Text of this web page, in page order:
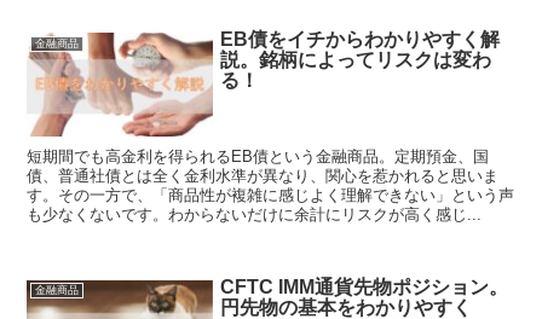
金融商品
EB債をイチからわかりやすく解
説。銘柄によってリスクは変わ
る！
短期間でも高金利を得られるEB債という金融商品。定期預金、国
債、普通社債とは全く金利水準が異なり、関心を惹かれると思いま
す。その一方で、「商品性が複雑に感じよく理解できない」という声
も少なくないです。わからないだけに余計にリスクが高く感じ...
金融商品
CFTC IMM通貨先物ポジション。
円先物の基本をわかりやすく